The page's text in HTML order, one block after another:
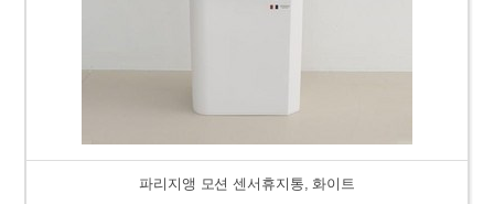
파리지앵 모션 센서휴지통, 화이트